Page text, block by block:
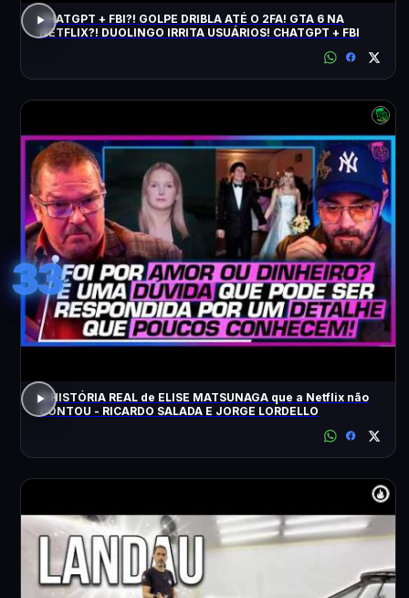
CHATGPT + FBI?! GOLPE DRIBLA ATÉ O 2FA! GTA 6 NA
NETFLIX?! DUOLINGO IRRITA USUÁRIOS! CHATGPT + FBI
33
A HISTÓRIA REAL de ELISE MATSUNAGA que a Netflix não
CONTOU - RICARDO SALADA E JORGE LORDELLO